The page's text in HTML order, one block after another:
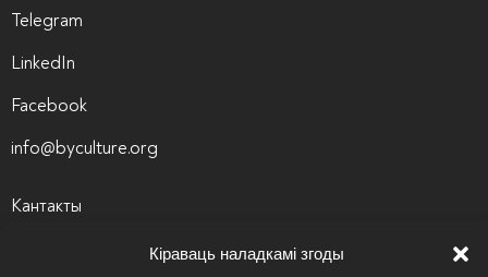
Кіраваць наладкамі згоды
Telegram
LinkedIn
Facebook
info@byculture.org
Кантакты